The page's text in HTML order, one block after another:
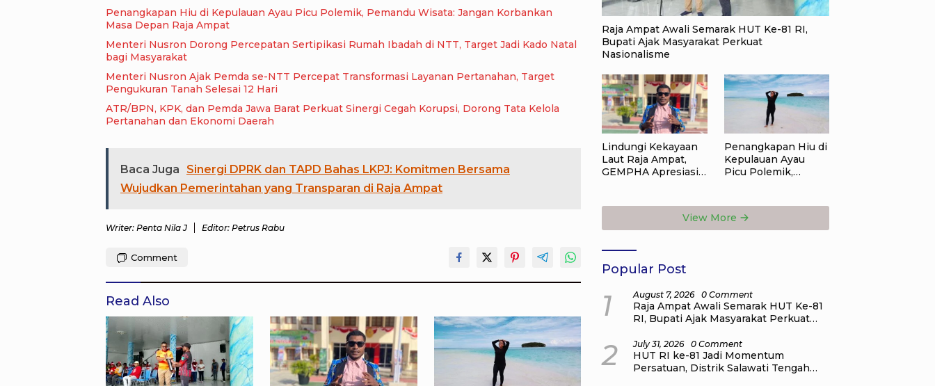
Penangkapan Hiu di Kepulauan Ayau Picu Polemik, Pemandu Wisata: Jangan Korbankan
Masa Depan Raja Ampat
Menteri Nusron Dorong Percepatan Sertipikasi Rumah Ibadah di NTT, Target Jadi Kado Natal
bagi Masyarakat
Menteri Nusron Ajak Pemda se-NTT Percepat Transformasi Layanan Pertanahan, Target
Pengukuran Tanah Selesai 12 Hari
ATR/BPN, KPK, dan Pemda Jawa Barat Perkuat Sinergi Cegah Korupsi, Dorong Tata Kelola
Pertanahan dan Ekonomi Daerah
Baca Juga
Sinergi DPRK dan TAPD Bahas LKPJ: Komitmen Bersama
Wujudkan Pemerintahan yang Transparan di Raja Ampat
Writer: Penta Nila J Editor: Petrus Rabu
Comment
Read Also
Raja Ampat Awali Semarak HUT Ke-81 RI,
Bupati Ajak Masyarakat Perkuat
Nasionalisme
Lindungi Kekayaan
Laut Raja Ampat,
GEMPHA Apresiasi
Daya
Penangkapan Hiu di
Kepulauan Ayau
Picu Polemik,
Masa Depan Raja
Ampat
View More
Popular Post
1 August 7, 2026 0 Comment
Raja Ampat Awali Semarak HUT Ke-81
RI, Bupati Ajak Masyarakat Perkuat
2 July 31, 2026 0 Comment
HUT RI ke-81 Jadi Momentum
Persatuan, Distrik Salawati Tengah